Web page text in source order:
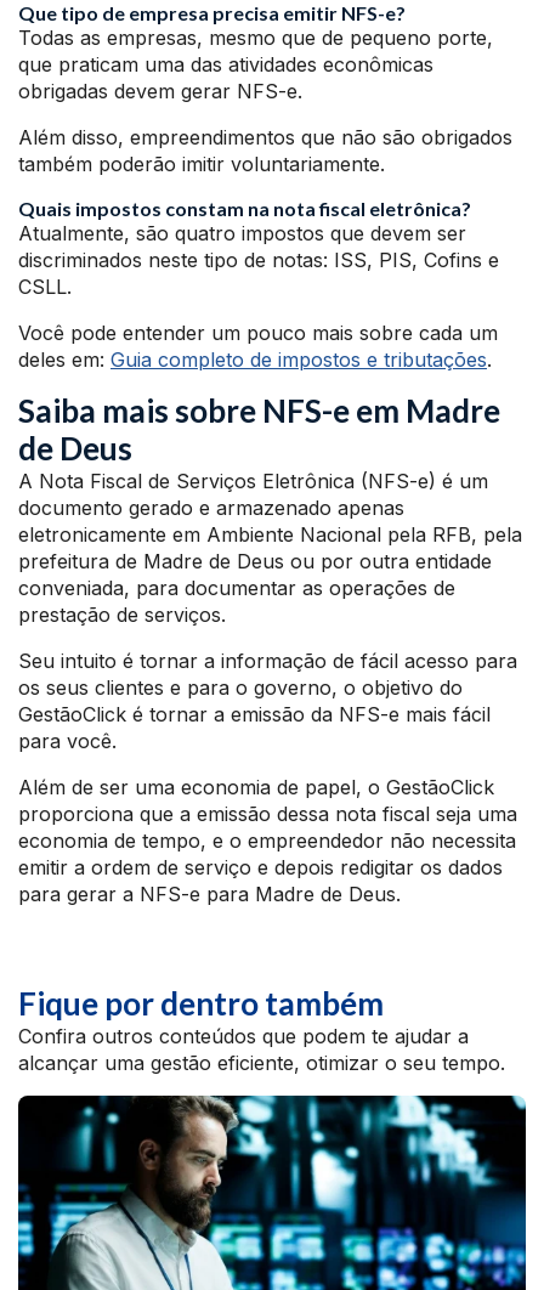
Que tipo de empresa precisa emitir NFS-e?
Todas as empresas, mesmo que de pequeno porte,
que praticam uma das atividades econômicas
obrigadas devem gerar NFS-e.
Além disso, empreendimentos que não são obrigados
também poderão imitir voluntariamente.
Quais impostos constam na nota fiscal eletrônica?
Atualmente, são quatro impostos que devem ser
discriminados neste tipo de notas: ISS, PIS, Cofins e
CSLL.
Você pode entender um pouco mais sobre cada um
deles em: Guia completo de impostos e tributações.
Saiba mais sobre NFS-e em Madre
de Deus
A Nota Fiscal de Serviços Eletrônica (NFS-e) é um
documento gerado e armazenado apenas
eletronicamente em Ambiente Nacional pela RFB, pela
prefeitura de Madre de Deus ou por outra entidade
conveniada, para documentar as operações de
prestação de serviços.
Seu intuito é tornar a informação de fácil acesso para
os seus clientes e para o governo, o objetivo do
GestãoClick é tornar a emissão da NFS-e mais fácil
para você.
Além de ser uma economia de papel, o GestãoClick
proporciona que a emissão dessa nota fiscal seja uma
economia de tempo, e o empreendedor não necessita
emitir a ordem de serviço e depois redigitar os dados
para gerar a NFS-e para Madre de Deus.
Fique por dentro também
Confira outros conteúdos que podem te ajudar a
alcançar uma gestão eficiente, otimizar o seu tempo.